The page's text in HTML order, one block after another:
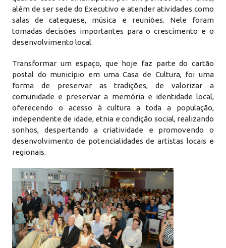
além de ser sede do Executivo e atender atividades como
salas de catequese, música e reuniões. Nele foram
tomadas decisões importantes para o crescimento e o
desenvolvimento local.
Transformar um espaço, que hoje faz parte do cartão
postal do município em uma Casa de Cultura, foi uma
forma de preservar as tradições, de valorizar a
comunidade e preservar a memória e identidade local,
oferecendo o acesso à cultura a toda a população,
independente de idade, etnia e condição social, realizando
sonhos, despertando a criatividade e promovendo o
desenvolvimento de potencialidades de artistas locais e
regionais.